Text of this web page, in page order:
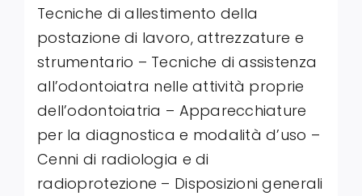
Tecniche di allestimento della
postazione di lavoro, attrezzature e
strumentario – Tecniche di assistenza
all’odontoiatra nelle attività proprie
dell’odontoiatria – Apparecchiature
per la diagnostica e modalità d’uso –
Cenni di radiologia e di
radioprotezione – Disposizioni generali